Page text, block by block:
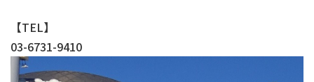
【TEL】
03-6731-9410